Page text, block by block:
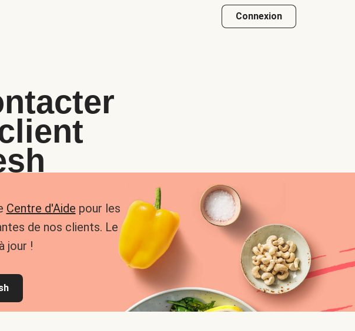
Connexion
Centre d'Aide pour les
de nos clients. Le
jour !